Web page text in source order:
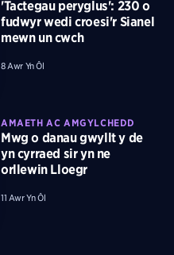
'Tactegau peryglus': 230 o
fudwyr wedi croesi'r Sianel
mewn un cwch
8 Awr Yn Ôl
AMAETH AC AMGYLCHEDD
Mwg o danau gwyllt y de
yn cyrraed sir yn ne
orllewin Lloegr
11 Awr Yn Ôl